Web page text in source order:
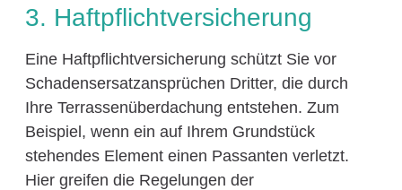
3. Haftpflichtversicherung
Eine Haftpflichtversicherung schützt Sie vor
Schadensersatzansprüchen Dritter, die durch
Ihre Terrassenüberdachung entstehen. Zum
Beispiel, wenn ein auf Ihrem Grundstück
stehendes Element einen Passanten verletzt.
Hier greifen die Regelungen der